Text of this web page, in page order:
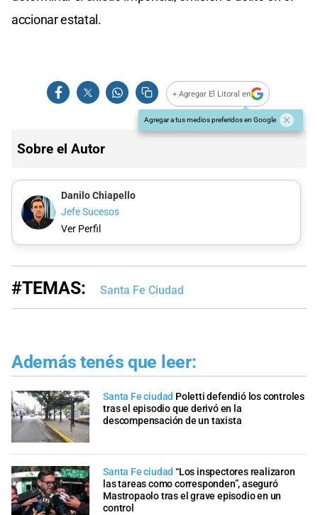
accionar estatal.
+ Agregar El Litoral en
Agregar a tus medios preferidos en Google
Sobre el Autor
Danilo Chiapello
Jefe Sucesos
Ver Perfil
#TEMAS: Santa Fe Ciudad
Además tenés que leer:
Santa Fe ciudad Poletti defendió los controles
tras el episodio que derivó en la
descompensación de un taxista
Santa Fe ciudad “Los inspectores realizaron
las tareas como corresponden”, aseguró
Mastropaolo tras el grave episodio en un
control